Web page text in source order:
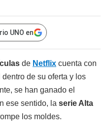
UNO en
de Netflix cuenta con
de su oferta y los
se han ganado el
ese sentido, la serie Alta
los moldes.